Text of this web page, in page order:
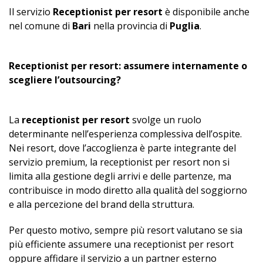
Il servizio Receptionist per resort è disponibile anche
nel comune di Bari nella provincia di Puglia.
Receptionist per resort: assumere internamente o
scegliere l’outsourcing?
La receptionist per resort svolge un ruolo
determinante nell’esperienza complessiva dell’ospite.
Nei resort, dove l’accoglienza è parte integrante del
servizio premium, la receptionist per resort non si
limita alla gestione degli arrivi e delle partenze, ma
contribuisce in modo diretto alla qualità del soggiorno
e alla percezione del brand della struttura.
Per questo motivo, sempre più resort valutano se sia
più efficiente assumere una receptionist per resort
oppure affidare il servizio a un partner esterno